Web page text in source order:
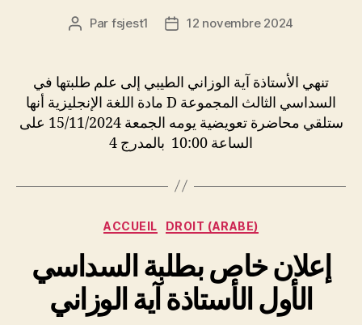
Auteur
Par fsjest1
Date12 novembre 2024
تنهي الأستاذة آية الوزاني الطيبي إلى علم طلبتها في
السداسي الثالث المجموعة D مادة اللغة الإنجليزية أنها
ستلقي محاضرة تعويضية يومه الجمعة 15/11/2024 على
الساعة 10:00 بالمدرج 4
Catégories
ACCUEIL DROIT (ARABE)
إعلان خاص بطلبة السداسي
الأول الأستاذة آية الوزاني